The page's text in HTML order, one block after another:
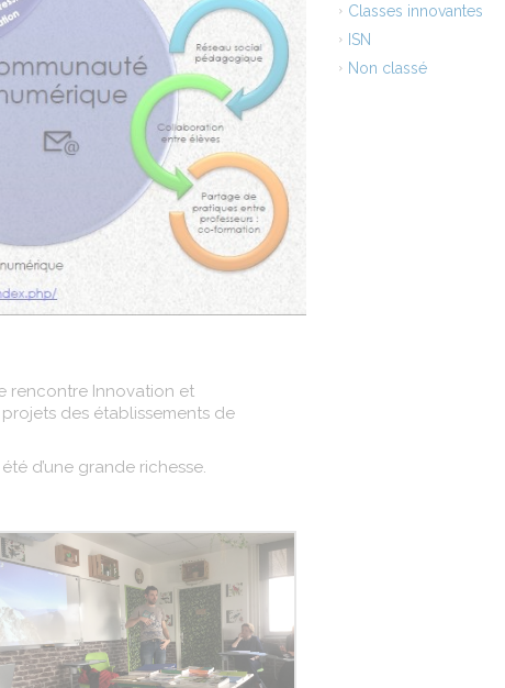
rencontre Innovation et
des établissements de
d’une grande richesse.
Classes innovantes
ISN
Non classé